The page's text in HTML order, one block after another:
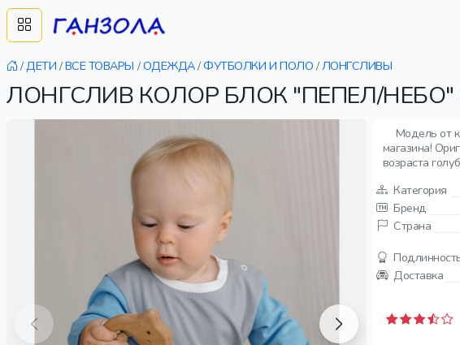
/ДЕТИ /ВСЕ ТОВАРЫ /ОДЕЖДА/ФУТБОЛКИ И ПОЛО /ЛОНГСЛИВЫ
ЛОНГСЛИВ КОЛОР БЛОК "ПЕПЕЛ/НЕБО"
Модель от
магазина!
возраста
Категория
Бренд
Страна
Доставка